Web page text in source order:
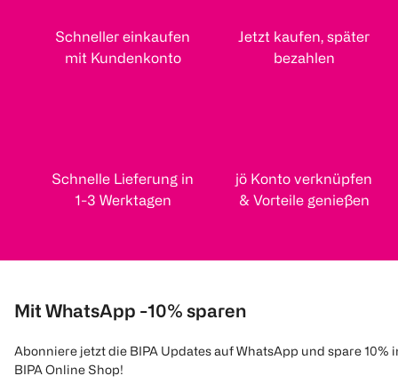
Schneller einkaufen
mit Kundenkonto
Jetzt kaufen, später
bezahlen
Schnelle Lieferung in
1-3 Werktagen
jö Konto verknüpfen
& Vorteile genießen
Mit WhatsApp -10% sparen
Abonniere jetzt die BIPA Updates auf WhatsApp und spare 10%
BIPA Online Shop!